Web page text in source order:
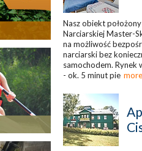
Nasz obiekt
Narciarskiej Master-
na możliwość
narciarski bez
samochodem. Rynek
- ok. 5 minut pie more